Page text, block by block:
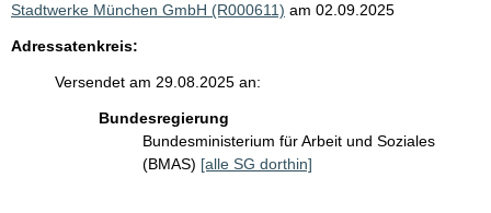
Stadtwerke München GmbH (R000611) am 02.09.2025
Adressatenkreis:
Versendet am 29.08.2025 an:
Bundesregierung
Bundesministerium für Arbeit und Soziales
(BMAS) [alle SG dorthin]